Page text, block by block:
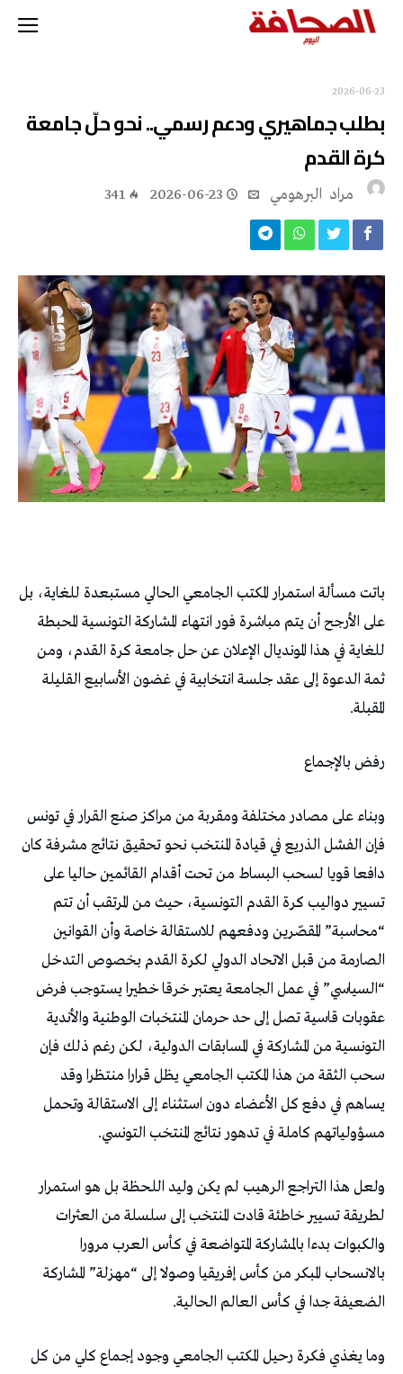
2026-06-23
بطلب جماهيري ودعم رسمي.. نحو حلّ جامعة
كرة القدم
مراد‭ ‬ البرهومي 2026-06-23
341
باتت مسألة استمرار المكتب الجامعي الحالي مستبعدة للغاية، بل
على الأرجح أن يتم مباشرة فور انتهاء المشاركة التونسية المحبطة
للغاية في هذا المونديال الإعلان عن حل جامعة كرة القدم، ومن
ثمة الدعوة إلى عقد جلسة انتخابية في غضون الأسابيع القليلة
المقبلة.
رفض بالإجماع
وبناء على مصادر مختلفة ومقربة من مراكز صنع القرار في تونس
فإن الفشل الذريع في قيادة المنتخب نحو تحقيق نتائج مشرفة كان
دافعا قويا لسحب البساط من تحت أقدام القائمين حاليا على
تسيير دواليب كرة القدم التونسية، حيث من المرتقب أن تتم
“محاسبة” المقصّرين ودفعهم للاستقالة خاصة وأن القوانين
الصارمة من قبل الاتحاد الدولي لكرة القدم بخصوص التدخل
“السياسي” في عمل الجامعة يعتبر خرقا خطيرا يستوجب فرض
عقوبات قاسية تصل إلى حد حرمان المنتخبات الوطنية والأندية
التونسية من المشاركة في المسابقات الدولية، لكن رغم ذلك فإن
سحب الثقة من هذا المكتب الجامعي يظل قرارا منتظرا وقد
يساهم في دفع كل الأعضاء دون استثناء إلى الاستقالة وتحمل
مسؤولياتهم كاملة في تدهور نتائج المنتخب التونسي.
ولعل هذا التراجع الرهيب لم يكن وليد اللحظة بل هو استمرار
لطريقة تسيير خاطئة قادت المنتخب إلى سلسلة من العثرات
والكبوات بدءا بالمشاركة المتواضعة في كأس العرب مرورا
بالانسحاب المبكر من كأس إفريقيا وصولا إلى “مهزلة” المشاركة
الضعيفة جدا في كأس العالم الحالية.
وما يغذي فكرة رحيل المكتب الجامعي وجود إجماع كلي من كل